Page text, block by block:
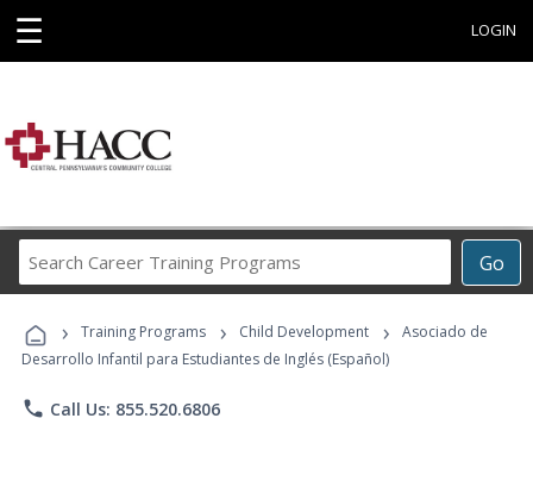
☰ LOGIN
Go
Career
Programs
› Training Programs › Child Development ›
Asociado de
Desarrollo Infantil para Estudiantes de Inglés (Español)
phone Call Us: 855.520.6806